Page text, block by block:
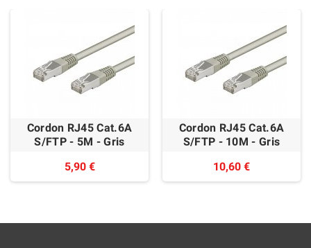
Cordon RJ45 Cat.6A
S/FTP - 5M - Gris
5,90 €
Cordon RJ45 Cat.6A
S/FTP - 10M - Gris
10,60 €